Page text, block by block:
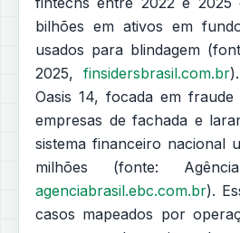
bilhões em ativos em
usados para blindagem
2025, finsidersbrasil.com.br
Oasis 14, focada em
empresas de fachada e
sistema financeiro nacional
milhões (fonte:
agenciabrasil.ebc.com.br).
casos mapeados por